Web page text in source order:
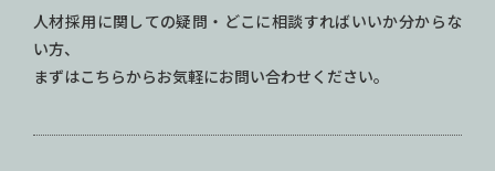
人材採用に関しての疑問・どこに相談すればいいか分からな
い方、
まずはこちらからお気軽にお問い合わせください。